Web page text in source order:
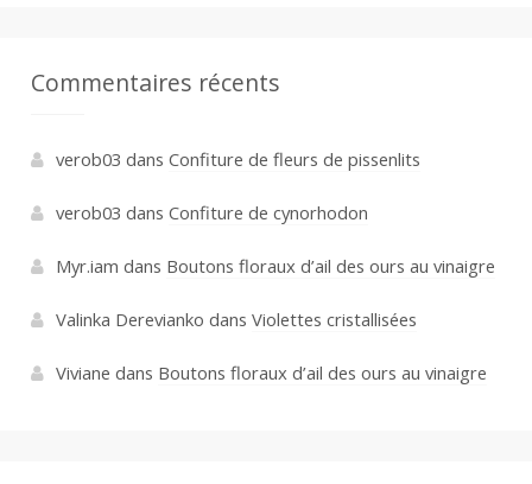
Commentaires récents
verob03 dans Confiture de fleurs de pissenlits
verob03 dans Confiture de cynorhodon
Myr.iam dans Boutons floraux d’ail des ours au vinaigre
Valinka Derevianko dans Violettes cristallisées
Viviane dans Boutons floraux d’ail des ours au vinaigre